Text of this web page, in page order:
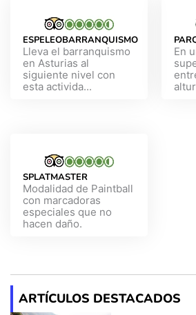
ESPELEOBARRANQUISMO
Lleva el barranquismo
en Asturias al
siguiente nivel con
esta activida...
En
SPLATMASTER
Modalidad de Paintball
con marcadoras
especiales que no
hacen daño.
ARTÍCULOS DESTACADOS